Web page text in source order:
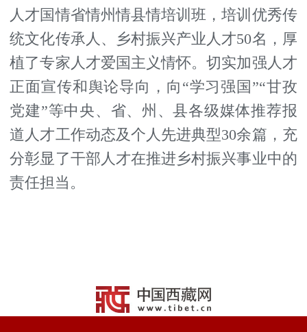
人才国情省情州情县情培训班，培训优秀传
统文化传承人、乡村振兴产业人才50名，厚
植了专家人才爱国主义情怀。切实加强人才
正面宣传和舆论导向，向“学习强国”“甘孜
党建”等中央、省、州、县各级媒体推荐报
道人才工作动态及个人先进典型30余篇，充
分彰显了干部人才在推进乡村振兴事业中的
责任担当。